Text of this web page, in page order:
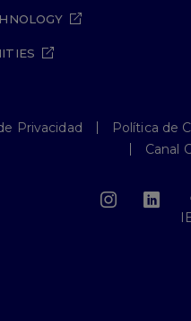
Privacidad
Política de
Canal